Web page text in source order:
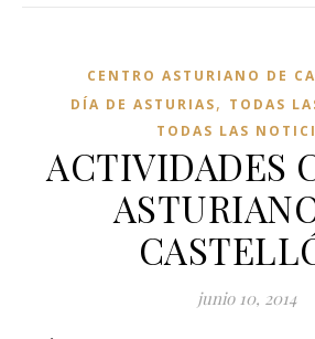
CENTRO ASTURIANO DE
DÍA DE ASTURIAS, TODAS
TODAS LAS
ACTIVIDADES
junio 10, 2014